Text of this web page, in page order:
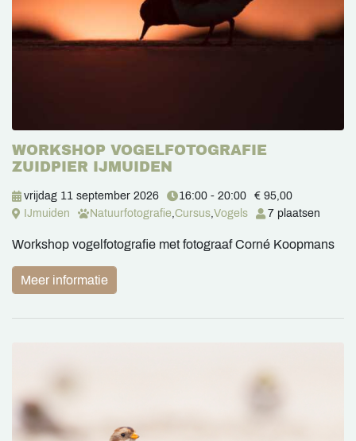
WORKSHOP VOGELFOTOGRAFIE
ZUIDPIER IJMUIDEN
vrijdag 11 september 2026 16:00 - 20:00
€ 95,00
IJmuiden
Natuurfotografie,Cursus,Vogels 7 plaatsen
Workshop vogelfotografie met fotograaf Corné Koopmans
Meer informatie